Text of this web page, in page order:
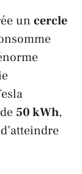
un cercle
50 kWh,